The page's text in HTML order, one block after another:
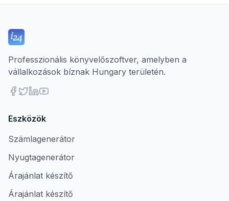
Professzionális könyvelőszoftver, amelyben a
vállalkozások bíznak Hungary területén.
Eszközök
Számlagenerátor
Nyugtagenerátor
Árajánlat készítő
Árajánlat készítő